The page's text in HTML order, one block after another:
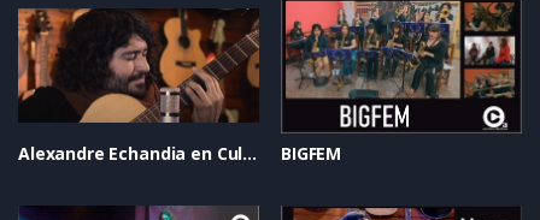
Alexandre Echandia en Cultura Abierta BIGFEM